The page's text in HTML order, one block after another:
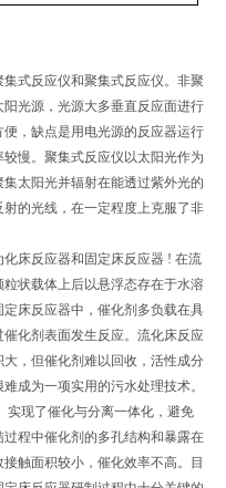
式反应仪和聚集式反应仪。非聚
光源，光源大多垂直反应面进行
，缺点是用电光源的反应器运行
慢。聚集式反应仪以太阳光作为
太阳光并辐射在能透过紫外光的
的光线，在一定程度上克服了非
床反应器和固定床反应器 ! 在流
状载体上后以悬浮态存在于水溶
床反应器中，催化剂多负载在具
化剂表面发生反应。流化床反应
，但催化剂难以回收，活性成分
成为一项实用的污水处理技术。
实现了催化与分离一体化，避免
程中催化剂的多孔结构和暴露在
触面积较小，催化效率不高。目